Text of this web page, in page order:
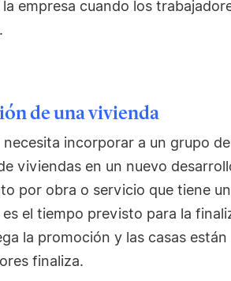
empresa cuando los
de una vivienda
incorporar a un grupo
viviendas en un nuevo
por obra o servicio que tiene
el tiempo previsto para la
la promoción y las casas
finaliza.